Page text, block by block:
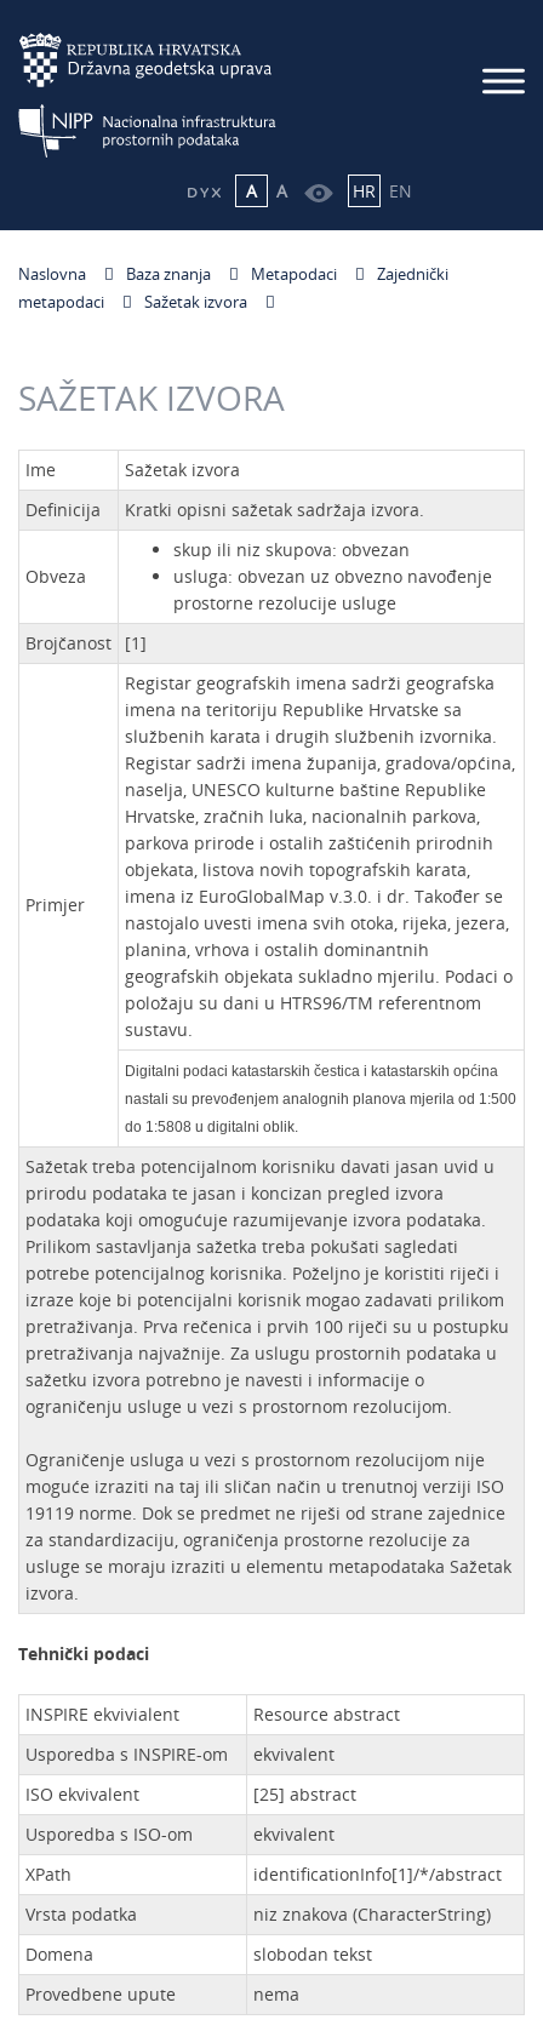
A A HR EN
Naslovna Baza znanja Metapodaci
Zajednički
metapodaci
Sažetak izvora
SAŽETAK IZVORA
Ime
Sažetak izvora
Definicija
Kratki opisni sažetak sadržaja izvora.
Obveza
skup ili niz skupova: obvezan
usluga: obvezan uz obvezno navođenje
prostorne rezolucije usluge
Brojčanost
[1]
Primjer
Registar geografskih imena sadrži geografska
imena na teritoriju Republike Hrvatske sa
službenih karata i drugih službenih izvornika.
Registar sadrži imena županija, gradova/općina,
naselja, UNESCO kulturne baštine Republike
Hrvatske, zračnih luka, nacionalnih parkova,
parkova prirode i ostalih zaštićenih prirodnih
objekata, listova novih topografskih karata,
imena iz EuroGlobalMap v.3.0. i dr. Također se
nastojalo uvesti imena svih otoka, rijeka, jezera,
planina, vrhova i ostalih dominantnih
geografskih objekata sukladno mjerilu. Podaci o
položaju su dani u HTRS96/TM referentnom
sustavu.
Digitalni podaci katastarskih čestica i katastarskih općina
nastali su prevođenjem analognih planova mjerila od 1:500
do 1:5808 u digitalni oblik.
Sažetak treba potencijalnom korisniku davati jasan uvid u
prirodu podataka te jasan i koncizan pregled izvora
podataka koji omogućuje razumijevanje izvora podataka.
Prilikom sastavljanja sažetka treba pokušati sagledati
potrebe potencijalnog korisnika. Poželjno je koristiti riječi i
izraze koje bi potencijalni korisnik mogao zadavati prilikom
pretraživanja. Prva rečenica i prvih 100 riječi su u postupku
pretraživanja najvažnije. Za uslugu prostornih podataka u
sažetku izvora potrebno je navesti i informacije o
ograničenju usluge u vezi s prostornom rezolucijom.
Ograničenje usluga u vezi s prostornom rezolucijom nije
moguće izraziti na taj ili sličan način u trenutnoj verziji ISO
19119 norme. Dok se predmet ne riješi od strane zajednice
za standardizaciju, ograničenja prostorne rezolucije za
usluge se moraju izraziti u elementu metapodataka Sažetak
izvora.
Tehnički podaci
INSPIRE ekvivialent
Resource abstract
Usporedba s INSPIRE-om
ekvivalent
ISO ekvivalent
[25] abstract
Usporedba s ISO-om
ekvivalent
XPath
identificationInfo[1]/*/abstract
Vrsta podatka
niz znakova (CharacterString)
Domena
slobodan tekst
Provedbene upute
nema